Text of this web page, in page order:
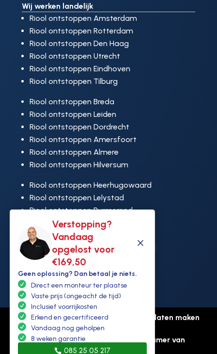
Verstopping?
Vandaag
opgelost voor
€169,50
M
Geen oplossing? Dan betaal je niets.
Direct een monteur ter plaatse
Vaste prijs (ongeacht de tijd)
Inclusief voorrijkosten
Erkend en gecertificeerd
Vandaag nog geholpen
8 weken garantie
085 25 05 217
Wij werken landelijk
Riool ontstoppen Amsterdam
Riool ontstoppen Rotterdam
Riool ontstoppen Den Haag
Riool ontstoppen Utrecht
Riool ontstoppen Eindhoven
Riool ontstoppen Tilburg
Riool ontstoppen Breda
Riool ontstoppen Leiden
Riool ontstoppen Dordrecht
Riool ontstoppen Amersfoort
Riool ontstoppen Almere
Riool ontstoppen Hilversum
Riool ontstoppen Heerhugowaard
Riool ontstoppen Lelystad
Riool ontstoppen Purmerend
Riool ontstoppen Ridderkerk
Riool ontstoppen Rijswijk
Riool ontstoppen Hoek van Holland
© Copyright Ontstoppen.nl |
Website laten maken
door Flexamedia
Privacyverklaring
Kamer van
koophandel: 94307431